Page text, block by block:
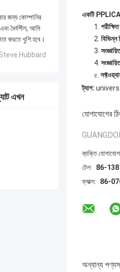
জন্য কোম্পানির
ধৈর্যশীল, আমি
করতে খুশি হবে।
Hubbard
এখন
একটি
1.
2. বিভিন্ন
3.
4.
৫.
ট্যাগ:
যোগাযোগের
ব্যক্তি
টেল:
86-
ফ্যাক্স:
86-
অন্যান্য